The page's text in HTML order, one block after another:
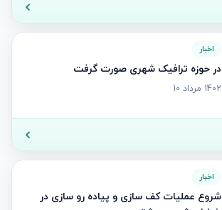
اخبار
در حوزه ترافیک شهری صورت گرفت
1402 مرداد 10
اخبار
شروع عملیات کف سازی و پیاده رو سازی در